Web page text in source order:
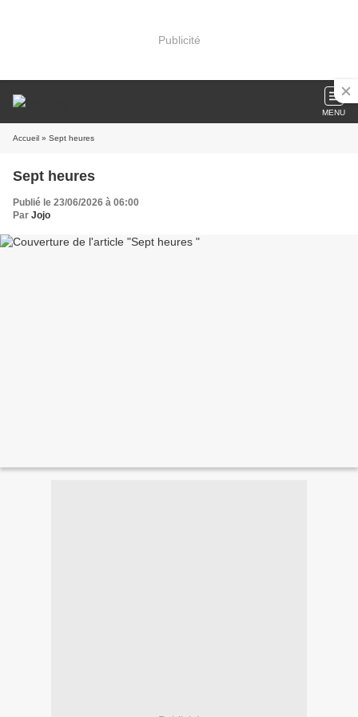
Publicité
MENU
Accueil » Sept heures
Sept heures
Publié le 23/06/2026 à 06:00
Par Jojo